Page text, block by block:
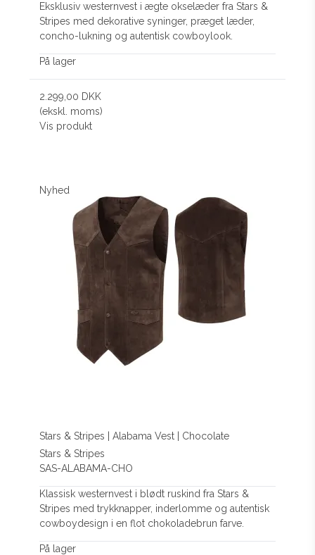
Eksklusiv westernvest i ægte okselæder fra Stars &
Stripes med dekorative syninger, præget læder,
concho-lukning og autentisk cowboylook.
På lager
2.299,00 DKK
(ekskl. moms)
Vis produkt
Nyhed
Stars & Stripes | Alabama Vest | Chocolate
Stars & Stripes
SAS-ALABAMA-CHO
Klassisk westernvest i blødt ruskind fra Stars &
Stripes med trykknapper, inderlomme og autentisk
cowboydesign i en flot chokoladebrun farve.
På lager